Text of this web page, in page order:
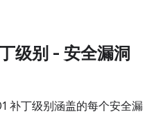
级别 - 安全漏洞
补丁级别涵盖的每个安全漏